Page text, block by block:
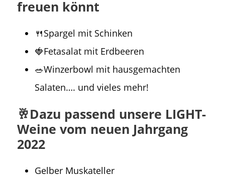
freuen könnt
🍴Spargel mit Schinken
🍓Fetasalat mit Erdbeeren
🥗Winzerbowl mit hausgemachten
Salaten…. und vieles mehr!
🥂Dazu passend unsere LIGHT-
Weine vom neuen Jahrgang
2022
Gelber Muskateller